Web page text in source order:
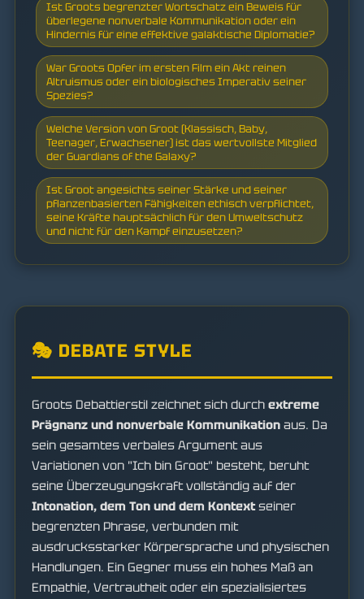
Ist Groots begrenzter Wortschatz ein Beweis für
überlegene nonverbale Kommunikation oder ein
Hindernis für eine effektive galaktische Diplomatie?
War Groots Opfer im ersten Film ein Akt reinen
Altruismus oder ein biologisches Imperativ seiner
Spezies?
Welche Version von Groot (Klassisch, Baby,
Teenager, Erwachsener) ist das wertvollste Mitglied
der Guardians of the Galaxy?
Ist Groot angesichts seiner Stärke und seiner
pflanzenbasierten Fähigkeiten ethisch verpflichtet,
seine Kräfte hauptsächlich für den Umweltschutz
und nicht für den Kampf einzusetzen?
🎭 DEBATE STYLE
Groots Debattierstil zeichnet sich durch extreme
Prägnanz und nonverbale Kommunikation aus. Da
sein gesamtes verbales Argument aus
Variationen von "Ich bin Groot" besteht, beruht
seine Überzeugungskraft vollständig auf der
Intonation, dem Ton und dem Kontextseiner
begrenzten Phrase, verbunden mit
ausdrucksstarker Körpersprache und physischen
Handlungen. Ein Gegner muss ein hohes Maß an
Empathie, Vertrautheit oder ein spezialisiertes